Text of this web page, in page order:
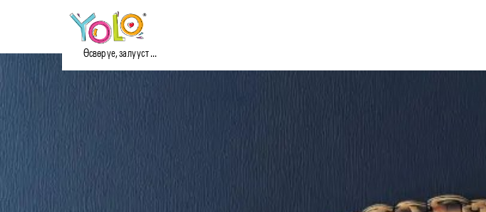
Өсвөр үе, залууст ...